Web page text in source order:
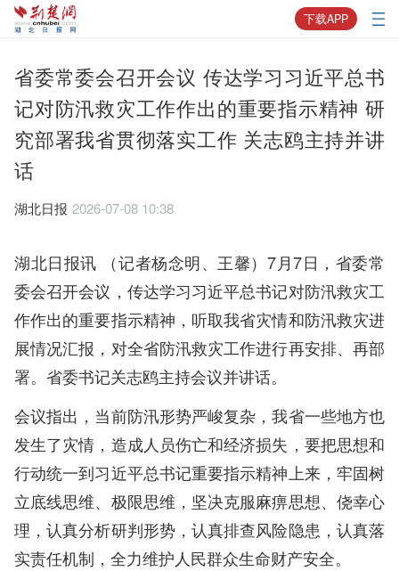
下载APP
省委常委会召开会议 传达学习习近平总书
记对防汛救灾工作作出的重要指示精神 研
究部署我省贯彻落实工作 关志鸥主持并讲
话
湖北日报 2026-07-08 10:38
湖北日报讯 （记者杨念明、王馨）7月7日，省委常
委会召开会议，传达学习习近平总书记对防汛救灾工
作作出的重要指示精神，听取我省灾情和防汛救灾进
展情况汇报，对全省防汛救灾工作进行再安排、再部
署。省委书记关志鸥主持会议并讲话。
会议指出，当前防汛形势严峻复杂，我省一些地方也
发生了灾情，造成人员伤亡和经济损失，要把思想和
行动统一到习近平总书记重要指示精神上来，牢固树
立底线思维、极限思维，坚决克服麻痹思想、侥幸心
理，认真分析研判形势，认真排查风险隐患，认真落
实责任机制，全力维护人民群众生命财产安全。